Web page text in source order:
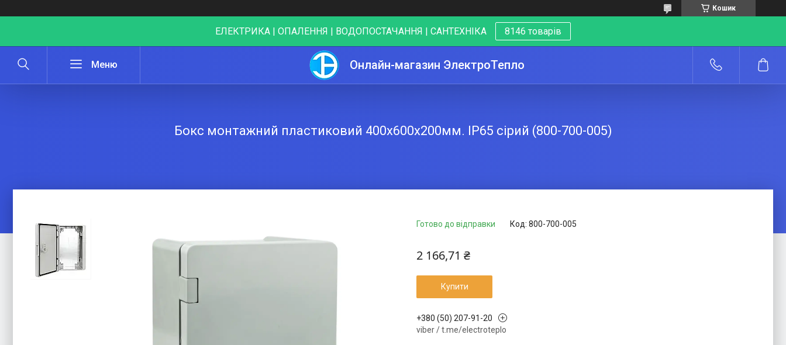
Кошик
ЕЛЕКТРИКА | ОПАЛЕННЯ | ВОДОПОСТАЧАННЯ | САНТЕХНІКА 8146 товарів
Онлайн-магазин ЭлектроТепло
Бокс монтажний пластиковий 400х600х200мм. ІР65 сірий (800-700-005)
Готово до відправки Код: 800-700-005
2 166,71 ₴
Купити
+380 (50) 207-91-20
viber / t.me/electroteplo